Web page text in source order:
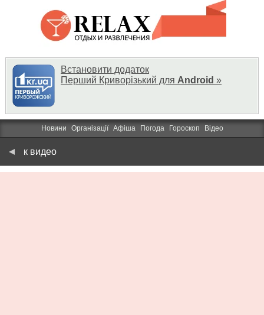
Встановити додаток
Перший Криворізький для Android »
Новини Організації Афіша Погода Гороскоп Відео
к видео